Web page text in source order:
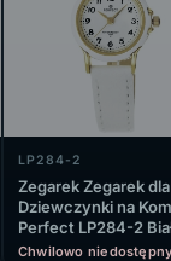
LP284-2
Zegarek Zegarek dla
Dziewczynki na
Perfect LP284-2
Złoty na pasku
Chwilowo niedostępny